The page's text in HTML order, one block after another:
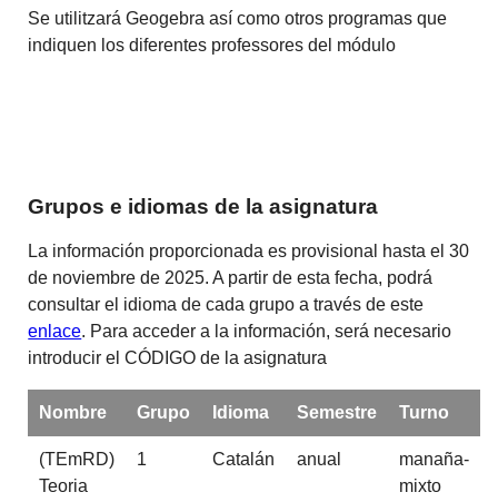
Se utilitzará Geogebra así como otros programas que
indiquen los diferentes professores del módulo
Grupos e idiomas de la asignatura
La información proporcionada es provisional hasta el 30
de noviembre de 2025. A partir de esta fecha, podrá
consultar el idioma de cada grupo a través de este
enlace. Para acceder a la información, será necesario
introducir el CÓDIGO de la asignatura
Nombre Grupo Idioma Semestre Turno
(TEmRD)
Teoria
1 Catalán anual
manaña-
mixto